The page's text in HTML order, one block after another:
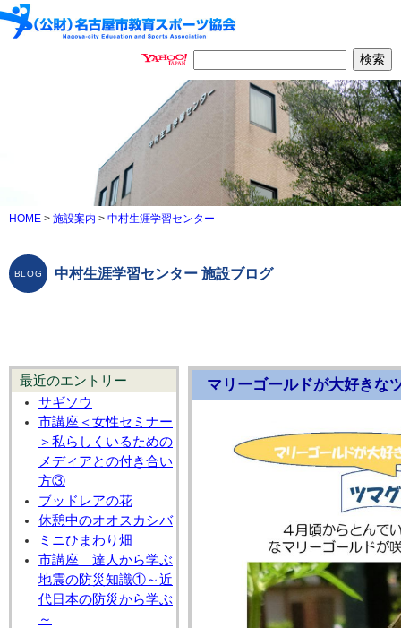
HOME > 施設案内 > 中村生涯学習センター
中村生涯学習センター 施設ブログ
最近のエントリー
サギソウ
市講座＜女性セミナー
＞私らしくいるための
メディアとの付き合い
方③
ブッドレアの花
休憩中のオオスカシバ
ミニひまわり畑
市講座 達人から学ぶ
地震の防災知識①～近
代日本の防災から学ぶ
～
マリーゴールドが大好きな